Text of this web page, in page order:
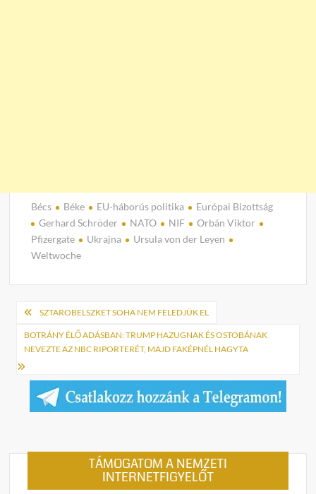
Bécs Béke EU-háborús politika
Európai Bizottság
Gerhard Schröder
NATO NIF
Orbán Viktor
Pfizergate
Ukrajna
Ursula von der Leyen
Weltwoche
Bejegyzés
navigáció
SZTAROBELSZKET SOHA NEM FELEDJÜK EL
BOTRÁNY ÉLŐ ADÁSBAN: TRUMP HAZUGNAK ÉS OSTOBÁNAK
NEVEZTE AZ NBC RIPORTERÉT, MAJD FAKÉPNÉL HAGYTA
TÁMOGATOM A NEMZETI
INTERNETFIGYELŐT